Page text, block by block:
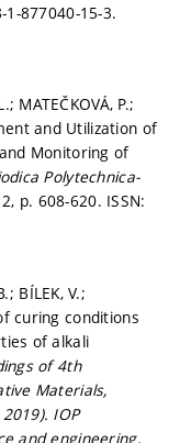
1-877040-15-3.
MATEČKOVÁ, P.;
and Utilization of
Monitoring of
Polytechnica-
p. 608-620. ISSN:
BÍLEK, V.;
curing conditions
of alkali
of 4th
Materials,
IOP
and engineering.